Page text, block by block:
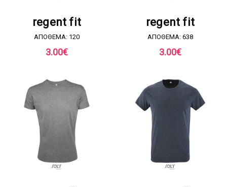
regent fit
ΑΠΟΘΕΜΑ: 120
3.00€
regent fit
ΑΠΟΘΕΜΑ: 638
3.00€